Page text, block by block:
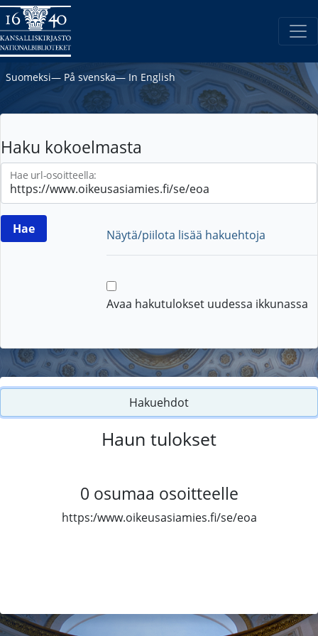
Suomeksi― På svenska― In English
Haku kokoelmasta
Hae url-osoitteella:
Näytä/piilota lisää hakuehtoja
Avaa hakutulokset uudessa ikkunassa
Hakuehdot
Haun tulokset
0 osumaa osoitteelle
https:/www.oikeusasiamies.fi/se/eoa